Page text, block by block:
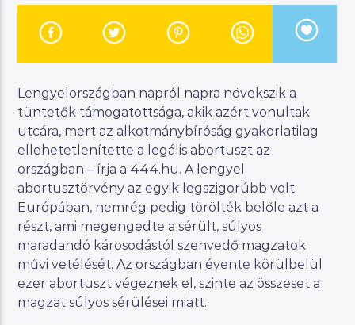
Manna FM
Lengyelországban napról napra növekszik a
tüntetők támogatottsága, akik azért vonultak
utcára, mert az alkotmánybíróság gyakorlatilag
ellehetetlenítette a legális abortuszt az
országban – írja a 444.hu. A lengyel
abortusztörvény az egyik legszigorúbb volt
Európában, nemrég pedig törölték belőle azt a
részt, ami megengedte a sérült, súlyos
maradandó károsodástól szenvedő magzatok
művi vetélését. Az országban évente körülbelül
ezer abortuszt végeznek el, szinte az összeset a
magzat súlyos sérülései miatt.